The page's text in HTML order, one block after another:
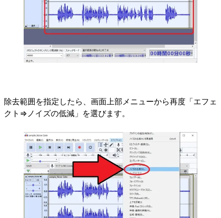
除去範囲を指定したら、画面上部メニューから再度「エフェ
クト⇒ノイズの低減」を選びます。